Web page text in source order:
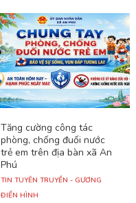
Tăng cường công tác
phòng, chống đuối nước
trẻ em trên địa bàn xã An
Phú
TIN TUYÊN TRUYỀN - GƯƠNG
ĐIỂN HÌNH